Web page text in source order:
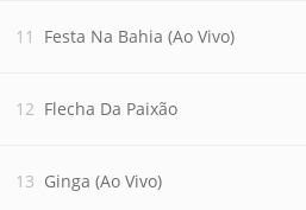
Festa Na Bahia (Ao Vivo)
Flecha Da Paixão
Ginga (Ao Vivo)